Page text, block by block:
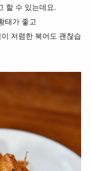
할 수 있는데요.
태가 좋고
저렴한 북어도 괜찮습